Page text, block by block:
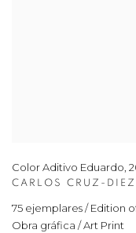
Color Aditivo Eduardo,
CARLOS CRUZ-DIEZ
75 ejemplares / Edition
Obra gráfica / Art Print